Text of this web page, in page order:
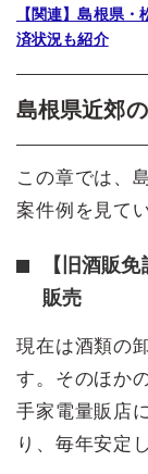
【関連】島根県
済状況も紹介
島根県近郊
この章では、
案件例を見て
【旧酒販
販売
現在は酒類の
す。そのほか
手家電量販店
り、毎年安定